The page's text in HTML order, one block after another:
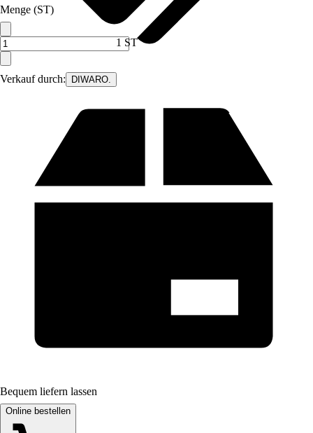
Verkauf durch: DIWARO.
Menge (ST)
1 ST
Bequem liefern lassen
Online bestellen